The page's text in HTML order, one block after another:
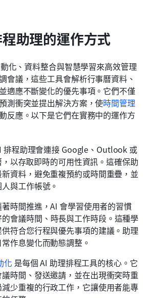
助理的運作方式
化、資料整合與智慧學習來高效管理
會議，這些工具會解析行事曆資料、
適應不斷變化的優先事項。它們不僅
測衝突並提出解決方案，使時間管理
反應。以下是它們在實務中的運作方
排程助理會連接 Google、Outlook 或
以存取即時的可用性資訊。這確保助
資料，避免重複預約或時間重疊，並
與工作帳號。
著時間推進，AI 會學習使用者的習慣
會議時間、時長與工作時段。這種學
符合您行程與優先事項的建議。助理
作息變化而動態調整。
化 是每個 AI 助理排程工具的核心。它
時間、發送邀請，並在出現衝突時重
少重複的行政工作，它讓使用者能專